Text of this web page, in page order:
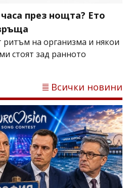
през нощта? Ето
ритъм на организма и някои
стоят зад ранното
Всички новини